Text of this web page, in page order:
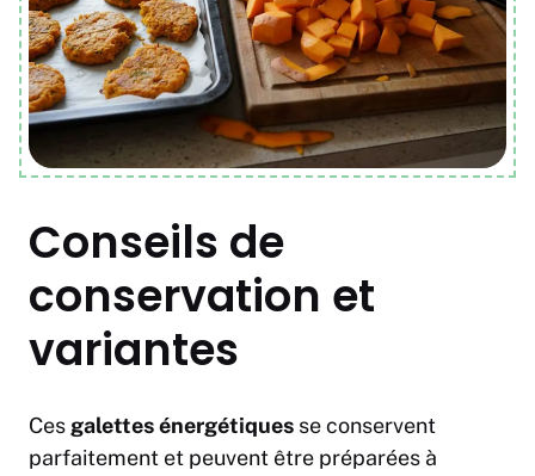
Conseils de
conservation et
variantes
Ces galettes énergétiques se conservent
parfaitement et peuvent être préparées à